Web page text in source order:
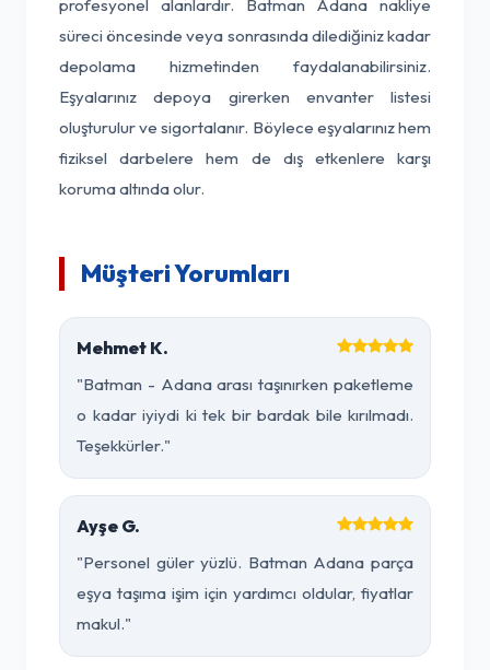
profesyonel alanlardır. Batman Adana nakliye
süreci öncesinde veya sonrasında dilediğiniz kadar
depolama hizmetinden faydalanabilirsiniz.
Eşyalarınız depoya girerken envanter listesi
oluşturulur ve sigortalanır. Böylece eşyalarınız hem
fiziksel darbelere hem de dış etkenlere karşı
koruma altında olur.
Müşteri Yorumları
Mehmet K.
"Batman - Adana arası taşınırken paketleme
o kadar iyiydi ki tek bir bardak bile kırılmadı.
Teşekkürler."
Ayşe G.
"Personel güler yüzlü. Batman Adana parça
eşya taşıma işim için yardımcı oldular, fiyatlar
makul."